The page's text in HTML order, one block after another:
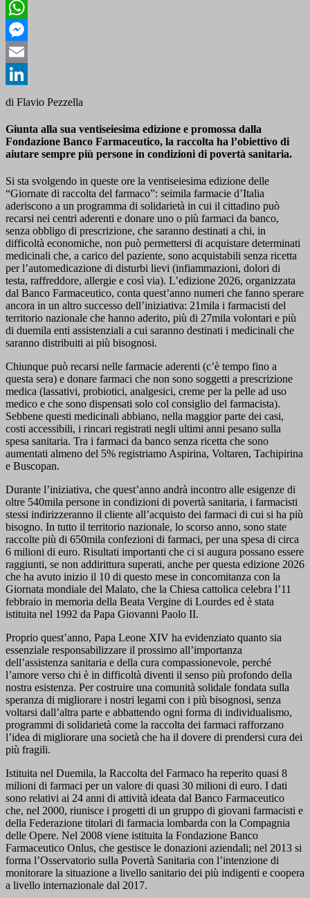
Twitter
WhatsApp
Messenger
Email
LinkedIn
di Flavio Pezzella
Giunta alla sua ventiseiesima edizione e promossa dalla
Fondazione Banco Farmaceutico, la raccolta ha l’obiettivo di
aiutare sempre più persone in condizioni di povertà sanitaria.
Si sta svolgendo in queste ore la ventiseiesima edizione delle
“Giornate di raccolta del farmaco”: seimila farmacie d’Italia
aderiscono a un programma di solidarietà in cui il cittadino può
recarsi nei centri aderenti e donare uno o più farmaci da banco,
senza obbligo di prescrizione, che saranno destinati a chi, in
difficoltà economiche, non può permettersi di acquistare determinati
medicinali che, a carico del paziente, sono acquistabili senza ricetta
per l’automedicazione di disturbi lievi (infiammazioni, dolori di
testa, raffreddore, allergie e così via). L’edizione 2026, organizzata
dal Banco Farmaceutico, conta quest’anno numeri che fanno sperare
ancora in un altro successo dell’iniziativa: 21mila i farmacisti del
territorio nazionale che hanno aderito, più di 27mila volontari e più
di duemila enti assistenziali a cui saranno destinati i medicinali che
saranno distribuiti ai più bisognosi.
Chiunque può recarsi nelle farmacie aderenti (c’è tempo fino a
questa sera) e donare farmaci che non sono soggetti a prescrizione
medica (lassativi, probiotici, analgesici, creme per la pelle ad uso
medico e che sono dispensati solo col consiglio del farmacista).
Sebbene questi medicinali abbiano, nella maggior parte dei casi,
costi accessibili, i rincari registrati negli ultimi anni pesano sulla
spesa sanitaria. Tra i farmaci da banco senza ricetta che sono
aumentati almeno del 5% registriamo Aspirina, Voltaren, Tachipirina
e Buscopan.
Durante l’iniziativa, che quest’anno andrà incontro alle esigenze di
oltre 540mila persone in condizioni di povertà sanitaria, i farmacisti
stessi indirizzeranno il cliente all’acquisto dei farmaci di cui si ha più
bisogno. In tutto il territorio nazionale, lo scorso anno, sono state
raccolte più di 650mila confezioni di farmaci, per una spesa di circa
6 milioni di euro. Risultati importanti che ci si augura possano essere
raggiunti, se non addirittura superati, anche per questa edizione 2026
che ha avuto inizio il 10 di questo mese in concomitanza con la
Giornata mondiale del Malato, che la Chiesa cattolica celebra l’11
febbraio in memoria della Beata Vergine di Lourdes ed è stata
istituita nel 1992 da Papa Giovanni Paolo II.
Proprio quest’anno, Papa Leone XIV ha evidenziato quanto sia
essenziale responsabilizzare il prossimo all’importanza
dell’assistenza sanitaria e della cura compassionevole, perché
l’amore verso chi è in difficoltà diventi il senso più profondo della
nostra esistenza. Per costruire una comunità solidale fondata sulla
speranza di migliorare i nostri legami con i più bisognosi, senza
voltarsi dall’altra parte e abbattendo ogni forma di individualismo,
programmi di solidarietà come la raccolta dei farmaci rafforzano
l’idea di migliorare una società che ha il dovere di prendersi cura dei
più fragili.
Istituita nel Duemila, la Raccolta del Farmaco ha reperito quasi 8
milioni di farmaci per un valore di quasi 30 milioni di euro. I dati
sono relativi ai 24 anni di attività ideata dal Banco Farmaceutico
che, nel 2000, riunisce i progetti di un gruppo di giovani farmacisti e
della Federazione titolari di farmacia lombarda con la Compagnia
delle Opere. Nel 2008 viene istituita la Fondazione Banco
Farmaceutico Onlus, che gestisce le donazioni aziendali; nel 2013 si
forma l’Osservatorio sulla Povertà Sanitaria con l’intenzione di
monitorare la situazione a livello sanitario dei più indigenti e coopera
a livello internazionale dal 2017.